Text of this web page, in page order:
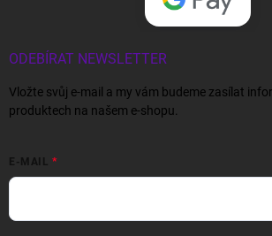
ODEBÍRAT NEWSLETTER
Vložte svůj e-mail a my vám budeme zasílat
produktech na našem e-shopu.
E-MAIL